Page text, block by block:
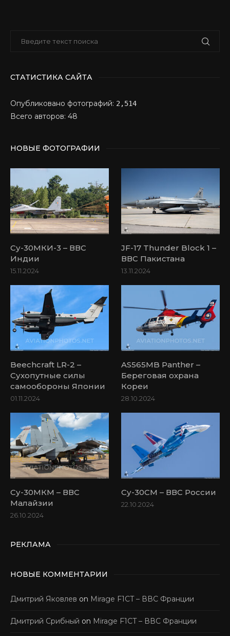
СТАТИСТИКА САЙТА
Опубликовано фотографий: 2,514
Всего авторов: 48
НОВЫЕ ФОТОГРАФИИ
Су-30МКИ-3 – ВВС
Индии
15.11.2024
JF-17 Thunder Block 1 –
ВВС Пакистана
13.11.2024
Beechcraft LR-2 –
Сухопутные силы
самообороны Японии
01.11.2024
AS565MB Panther –
Береговая охрана
Кореи
28.10.2024
Су-30МКМ – ВВС
Малайзии
26.10.2024
Су-30СМ – ВВС России
22.10.2024
РЕКЛАМА
НОВЫЕ КОММЕНТАРИИ
Дмитрий Яковлев on Mirage F1CT – ВВС Франции
Дмитрий Срибный on Mirage F1CT – ВВС Франции